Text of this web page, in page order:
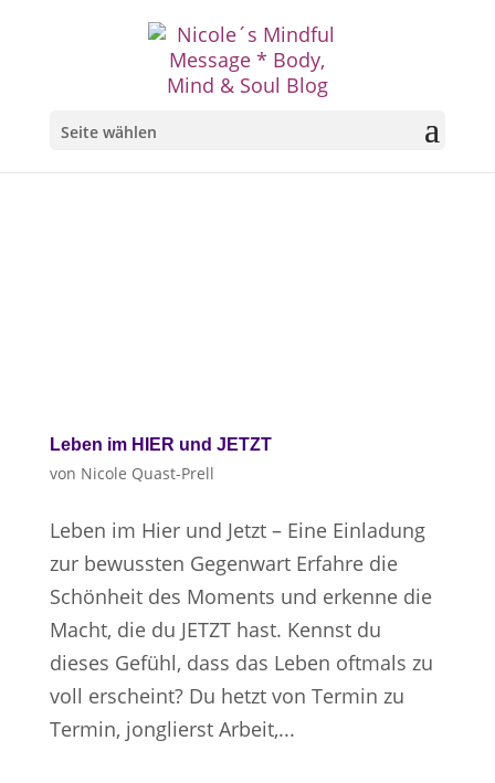
Seite wählen
Leben im HIER und JETZT
von Nicole Quast-Prell
Leben im Hier und Jetzt – Eine Einladung
zur bewussten Gegenwart Erfahre die
Schönheit des Moments und erkenne die
Macht, die du JETZT hast. Kennst du
dieses Gefühl, dass das Leben oftmals zu
voll erscheint? Du hetzt von Termin zu
Termin, jonglierst Arbeit,...